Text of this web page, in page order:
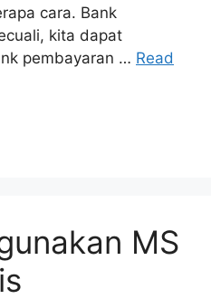
cara. Bank
kita dapat
pembayaran … Read
MS